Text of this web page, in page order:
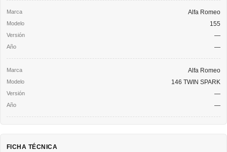
Alfa Romeo
155
—
—
Alfa Romeo
146 TWIN SPARK
—
—
FICHA TÉCNICA